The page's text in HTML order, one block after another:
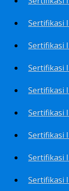
Sertifikasi
Sertifikasi
Sertifikasi
Sertifikasi
Sertifikasi
Sertifikasi